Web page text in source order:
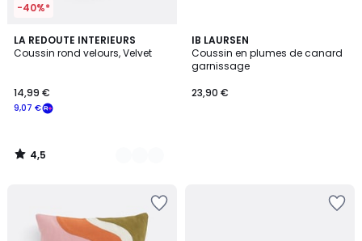
-40%*
LA REDOUTE INTERIEURS
Coussin rond velours, Velvet
9,07 €
14,99 €
4,5
/ 5
9
Couleurs
4,5
/
IB LAURSEN
Coussin en plumes de canard
garnissage
23,90 €